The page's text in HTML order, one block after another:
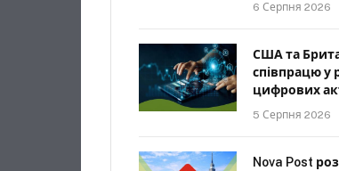
6 Серпня 2026
США та
співпрацю у
цифрових
5 Серпня 2026
Nova Post